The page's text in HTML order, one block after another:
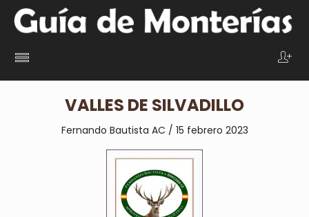
VALLES DE SILVADILLO
Fernando Bautista AC / 15 febrero 2023